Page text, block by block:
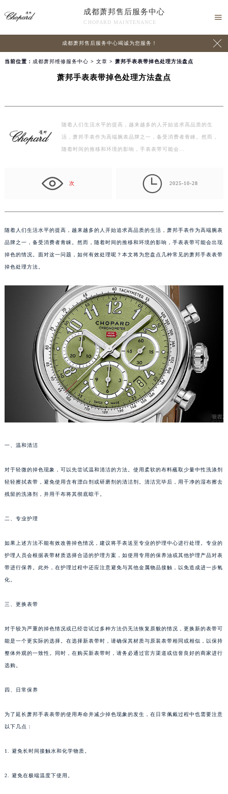
成都萧邦售后服务中心
CHOPARD MAINTENANCE

成都萧邦售后服务中心竭诚为您服务！ 
当前位置： 成都萧邦维修服务中心 > 文章 > 萧邦手表表带掉色处理方法盘点
萧邦手表表带掉色处理方法盘点
随着人们生活水平的提高，越来越多的人开始追求高品质的生
活，萧邦手表作为高端腕表品牌之一，备受消费者青睐。然而，
随着时间的推移和环境的影响，手表表带可能会…
次  2025-10-28
随着人们生活水平的提高，越来越多的人开始追求高品质的生活，萧邦手表作为高端腕表
品牌之一，备受消费者青睐。然而，随着时间的推移和环境的影响，手表表带可能会出现
掉色的情况。面对这一问题，如何有效处理呢？本文将为您盘点几种常见的萧邦手表表带
掉色处理方法。
一、温和清洁
对于轻微的掉色现象，可以先尝试温和清洁的方法。使用柔软的布料蘸取少量中性洗涤剂
轻轻擦拭表带，避免使用含有漂白剂或研磨剂的清洁剂。清洁完毕后，用干净的湿布擦去
残留的洗涤剂，并用干布将其彻底晾干。
二、专业护理
如果上述方法不能有效改善掉色情况，建议将手表送至专业的护理中心进行处理。专业的
护理人员会根据表带材质选择合适的护理方案，如使用专用的保养油或其他护理产品对表
带进行保养。此外，在护理过程中还应注意避免与其他金属物品接触，以免造成进一步氧
化。
三、更换表带
对于较为严重的掉色情况或已经尝试过多种方法仍无法恢复原貌的情况，更换新的表带可
能是一个更实际的选择。在选择新表带时，请确保其材质与原装表带相同或相似，以保持
整体外观的一致性。同时，在购买新表带时，请务必通过官方渠道或信誉良好的商家进行
选购。
四、日常保养
为了延长萧邦手表表带的使用寿命并减少掉色现象的发生，在日常佩戴过程中也需要注意
以下几点：
1. 避免长时间接触水和化学物质。
2. 避免在极端温度下使用。